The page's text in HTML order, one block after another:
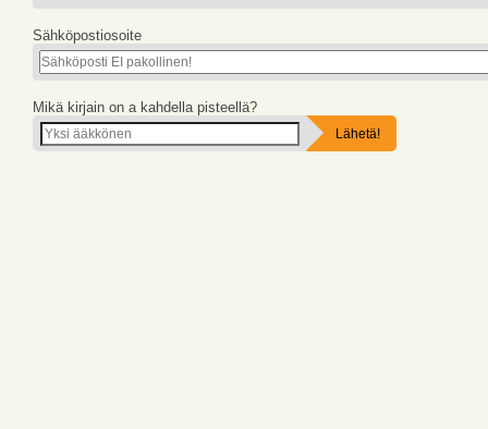
Sähköpostiosoite
Mikä kirjain on a kahdella pisteellä?